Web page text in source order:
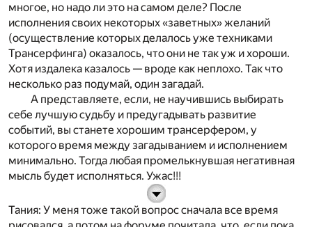
многое, но надо ли это на самом деле? После
исполнения своих некоторых «заветных» желаний
(осуществление которых делалось уже техниками
Трансерфинга) оказалось, что они не так уж и хороши.
Хотя издалека казалось — вроде как неплохо. Так что
несколько раз подумай, один загадай.
А представляете, если, не научившись выбирать
себе лучшую судьбу и предугадывать развитие
событий, вы станете хорошим трансерфером, у
которого время между загадыванием и исполнением
минимально. Тогда любая промелькнувшая негативная
мысль будет исполняться. Ужас!!!
Тания: У меня тоже такой вопрос сначала все время